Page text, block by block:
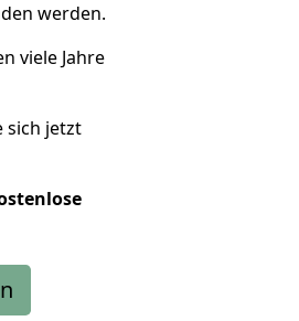
werden.
viele Jahre
sich jetzt